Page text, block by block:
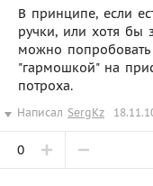
В принципе, если
ручки, или хотя бы
можно попробовать
"гармошкой" на
потроха.
Написал SergKz
0